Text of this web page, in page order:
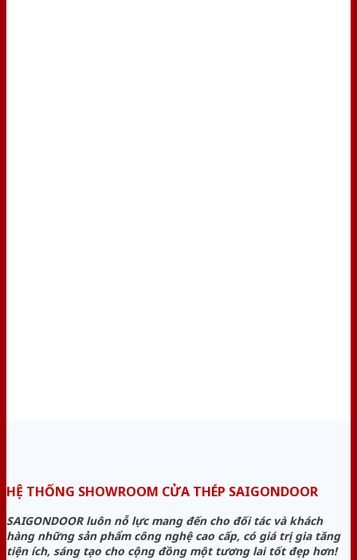
HỆ THỐNG SHOWROOM CỬA THÉP SAIGONDOOR
SAIGONDOOR luôn nỗ lực mang đến cho đối tác và khách
hàng những sản phẩm công nghệ cao cấp, có giá trị gia tăng
tiện ích, sáng tạo cho cộng đồng một tương lai tốt đẹp hơn!